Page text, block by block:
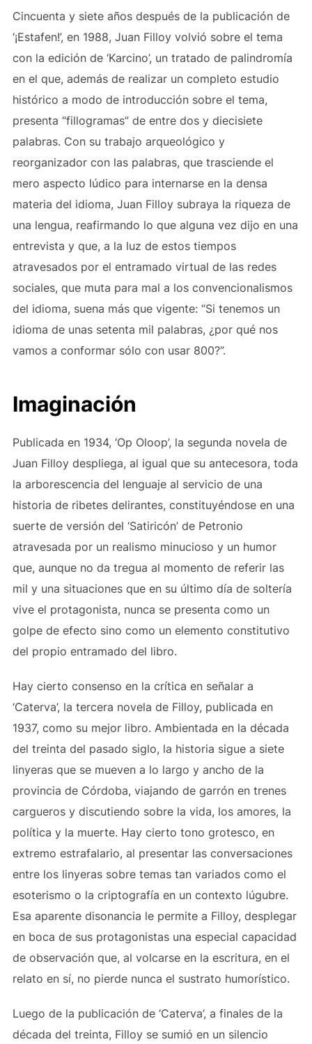
Cincuenta y siete años después de la publicación de
‘¡Estafen!’, en 1988, Juan Filloy volvió sobre el tema
con la edición de ‘Karcino’, un tratado de palindromía
en el que, además de realizar un completo estudio
histórico a modo de introducción sobre el tema,
presenta “fillogramas” de entre dos y diecisiete
palabras. Con su trabajo arqueológico y
reorganizador con las palabras, que trasciende el
mero aspecto lúdico para internarse en la densa
materia del idioma, Juan Filloy subraya la riqueza de
una lengua, reafirmando lo que alguna vez dijo en una
entrevista y que, a la luz de estos tiempos
atravesados por el entramado virtual de las redes
sociales, que muta para mal a los convencionalismos
del idioma, suena más que vigente: “Si tenemos un
idioma de unas setenta mil palabras, ¿por qué nos
vamos a conformar sólo con usar 800?”.
Imaginación
Publicada en 1934, ‘Op Oloop’, la segunda novela de
Juan Filloy despliega, al igual que su antecesora, toda
la arborescencia del lenguaje al servicio de una
historia de ribetes delirantes, constituyéndose en una
suerte de versión del ‘Satiricón’ de Petronio
atravesada por un realismo minucioso y un humor
que, aunque no da tregua al momento de referir las
mil y una situaciones que en su último día de soltería
vive el protagonista, nunca se presenta como un
golpe de efecto sino como un elemento constitutivo
del propio entramado del libro.
Hay cierto consenso en la crítica en señalar a
‘Caterva’, la tercera novela de Filloy, publicada en
1937, como su mejor libro. Ambientada en la década
del treinta del pasado siglo, la historia sigue a siete
linyeras que se mueven a lo largo y ancho de la
provincia de Córdoba, viajando de garrón en trenes
cargueros y discutiendo sobre la vida, los amores, la
política y la muerte. Hay cierto tono grotesco, en
extremo estrafalario, al presentar las conversaciones
entre los linyeras sobre temas tan variados como el
esoterismo o la criptografía en un contexto lúgubre.
Esa aparente disonancia le permite a Filloy, desplegar
en boca de sus protagonistas una especial capacidad
de observación que, al volcarse en la escritura, en el
relato en sí, no pierde nunca el sustrato humorístico.
Luego de la publicación de ‘Caterva’, a finales de la
década del treinta, Filloy se sumió en un silencio